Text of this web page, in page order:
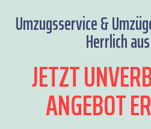
Umzugsservice &
Herrlich
JETZT
ANGEBOT